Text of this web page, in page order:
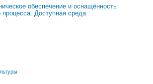
обеспечение и оснащённость
процесса. Доступная среда